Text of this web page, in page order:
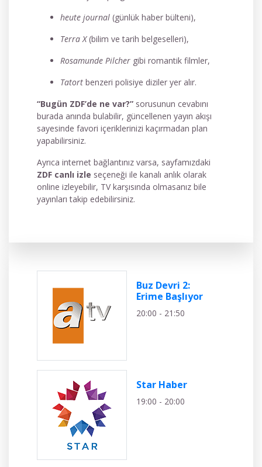
heute journal (günlük haber bülteni),
Terra X(bilim ve tarih belgeselleri),
Rosamunde Pilcher gibi romantik filmler,
Tatort benzeri polisiye diziler yer alır.
“Bugün ZDF’de ne var?” sorusunun cevabını
burada anında bulabilir, güncellenen yayın akışı
sayesinde favori içeriklerinizi kaçırmadan plan
yapabilirsiniz.
Ayrıca internet bağlantınız varsa, sayfamızdaki
ZDF canlı izle seçeneği ile kanalı anlık olarak
online izleyebilir, TV karşısında olmasanız bile
yayınları takip edebilirsiniz.
Buz Devri 2:
Erime Başlıyor
20:00 - 21:50
Star Haber
19:00 - 20:00